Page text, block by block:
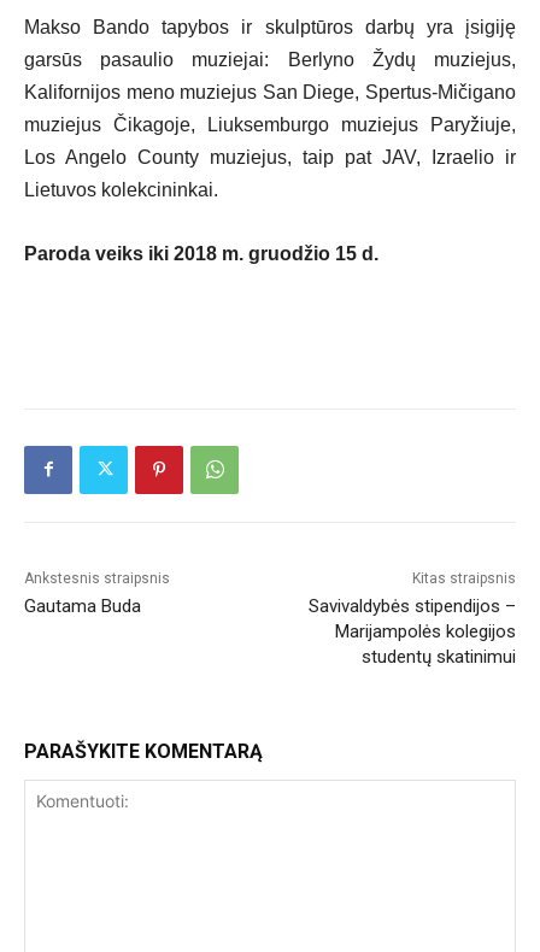
Makso Bando tapybos ir skulptūros darbų yra įsigiję
garsūs pasaulio muziejai: Berlyno Žydų muziejus,
Kalifornijos meno muziejus San Diege, Spertus-Mičigano
muziejus Čikagoje, Liuksemburgo muziejus Paryžiuje,
Los Angelo County muziejus, taip pat JAV, Izraelio ir
Lietuvos kolekcininkai.
Paroda veiks iki 2018 m. gruodžio 15 d.
Ankstesnis straipsnis
Gautama Buda
Kitas straipsnis
Savivaldybės stipendijos –
Marijampolės kolegijos
studentų skatinimui
PARAŠYKITE KOMENTARĄ